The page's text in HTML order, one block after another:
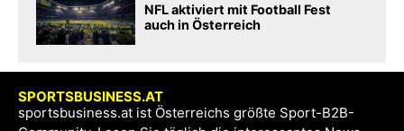
NFL aktiviert mit Football Fest
auch in Österreich
SPORTSBUSINESS.AT
sportsbusiness.at ist Österreichs größte Sport-B2B-